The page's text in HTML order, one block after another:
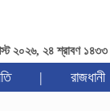
২০২৬, ২৪ শ্রাবণ ১৪৩৩
| রাজধানী